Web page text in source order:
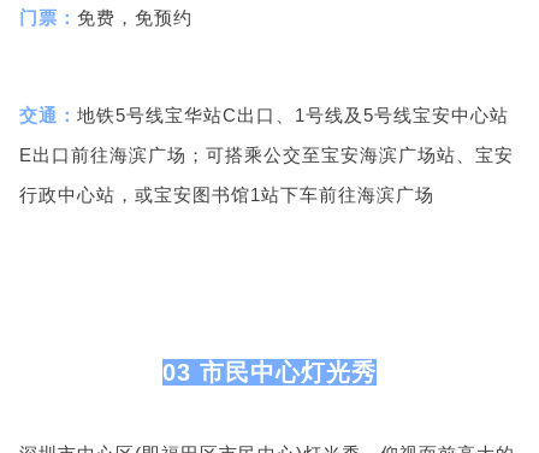
门票： 免费，免预约
交通： 地铁5号线宝华站C出口、1号线及5号线宝安中心站
E出口前往海滨广场；可搭乘公交至宝安海滨广场站、宝安
行政中心站，或宝安图书馆1站下车前往海滨广场
03 市民中心灯光秀